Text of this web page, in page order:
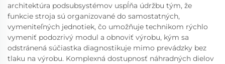
architektúra podsubsystémov uspĺňa údržbu tým, že
funkcie stroja sú organizované do samostatných,
vymeniteľných jednotiek, čo umožňuje technikom rýchlo
vymeniť podozrivý modul a obnoviť výrobu, kým sa
odstránená súčiastka diagnostikuje mimo prevádzky bez
tlaku na výrobu. Komplexná dostupnosť náhradných dielov